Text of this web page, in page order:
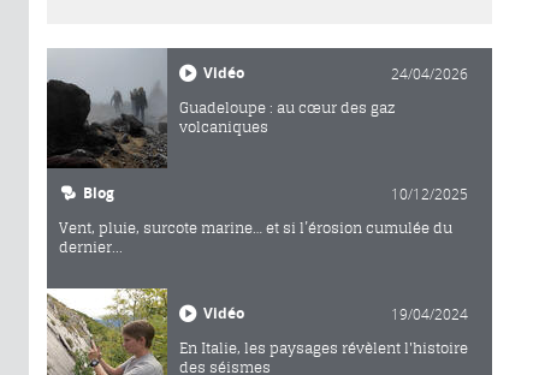
Vidéo 24/04/2026
Guadeloupe : au cœur des gaz
volcaniques
Blog 10/12/2025
Vent, pluie, surcote marine… et si l’érosion cumulée du
dernier...
Vidéo 19/04/2024
En Italie, les paysages révèlent l'histoire
des séismes